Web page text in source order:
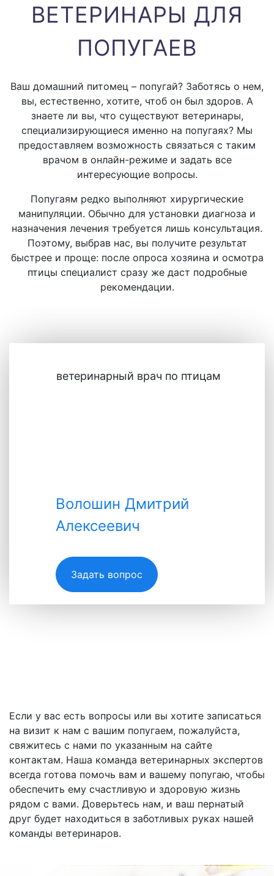
ВЕТЕРИНАРЫ ДЛЯ
ПОПУГАЕВ
Ваш домашний питомец – попугай? Заботясь о нем,
вы, естественно, хотите, чтоб он был здоров. А
знаете ли вы, что существуют ветеринары,
специализирующиеся именно на попугаях? Мы
предоставляем возможность связаться с таким
врачом в онлайн-режиме и задать все
интересующие вопросы.
Попугаям редко выполняют хирургические
манипуляции. Обычно для установки диагноза и
назначения лечения требуется лишь консультация.
Поэтому, выбрав нас, вы получите результат
быстрее и проще: после опроса хозяина и осмотра
птицы специалист сразу же даст подробные
рекомендации.
Волошин Дмитрий
Алексеевич
ветеринарный врач по птицам
Волошин Дмитрий
Алексеевич
Задать вопрос
Если у вас есть вопросы или вы хотите записаться
на визит к нам с вашим попугаем, пожалуйста,
свяжитесь с нами по указанным на сайте
контактам. Наша команда ветеринарных экспертов
всегда готова помочь вам и вашему попугаю, чтобы
обеспечить ему счастливую и здоровую жизнь
рядом с вами. Доверьтесь нам, и ваш пернатый
друг будет находиться в заботливых руках нашей
команды ветеринаров.